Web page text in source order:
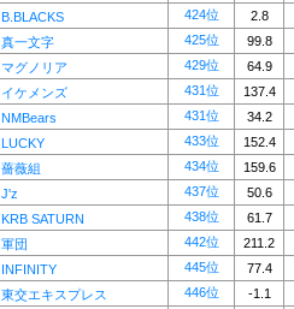
B.BLACKS 424位
2.8
真一文字 425位
99.8
マグノリア 429位
64.9
イケメンズ 431位
137.4
NMBears 431位
34.2
LUCKY 433位
152.4
薔薇組 434位
159.6
J'z 437位
50.6
KRB SATURN 438位
61.7
軍団 442位
211.2
INFINITY 445位
77.4
東交エキスプレス 446位
-1.1